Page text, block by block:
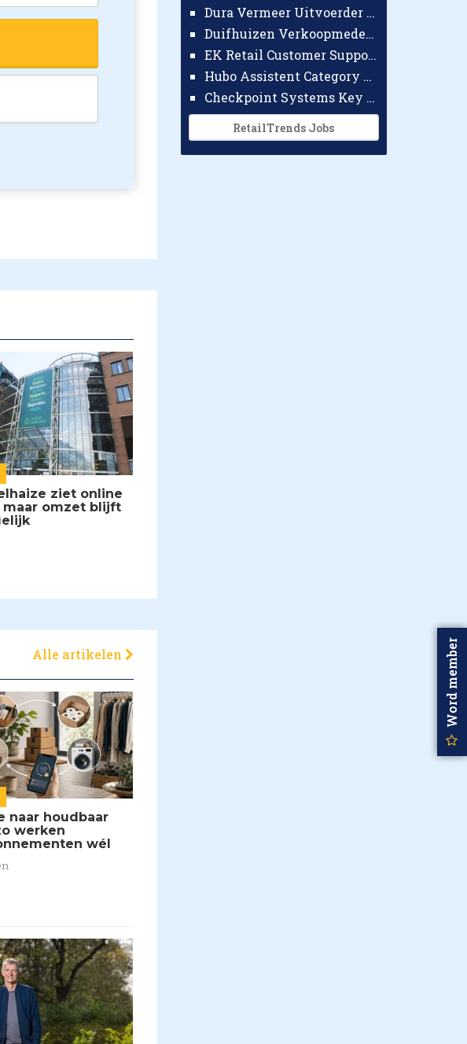
ziet online
maar omzet blijft
Alle artikelen
naar houdbaar
werken
wél
Dura Vermeer Uitvoerder Civiel Nijmegen
Duifhuizen Verkoopmedewerker Ridderkerk
EK Retail Customer Support Omnichannel
Hubo Assistent Category Manager
Checkpoint Systems Key Accountmanager Benelux
RetailTrends Jobs
Word member